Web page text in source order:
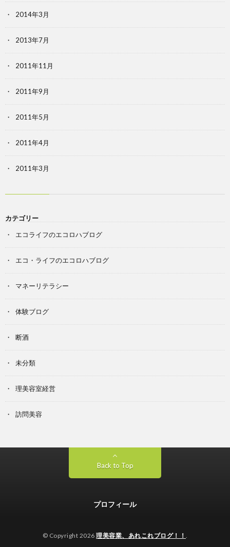
2014年3月
2013年7月
2011年11月
2011年9月
2011年5月
2011年4月
2011年3月
カテゴリー
エコライフのエコロハブログ
エコ・ライフのエコロハブログ
マネーリテラシー
体験ブログ
断酒
未分類
理美容室経営
訪問美容
Back to Top
プロフィール
© Copyright 2026 理美容業、あれこれブログ！！ .